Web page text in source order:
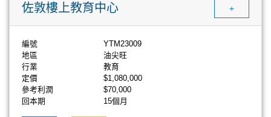
佐敦樓上教育中心 +
編號
YTM23009
地區
油尖旺
行業
教育
定價
$1,080,000
參考利潤
$70,000
回本期
15個月